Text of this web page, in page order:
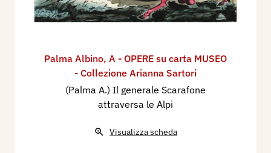
Palma Albino, A - OPERE su carta MUSEO
- Collezione Arianna Sartori
(Palma A.) Il generale Scarafone
attraversa le Alpi
Visualizza scheda